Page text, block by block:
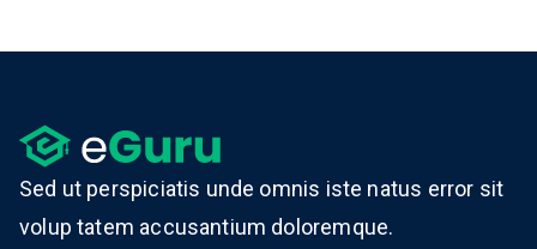
Sed ut perspiciatis unde omnis iste natus error sit
volup tatem accusantium doloremque.